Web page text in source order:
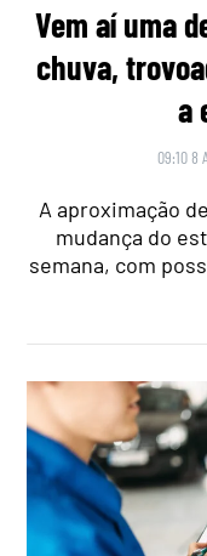
Vem aí uma
chuva,
a
09:10 8
A aproximação
mudança do
semana, com